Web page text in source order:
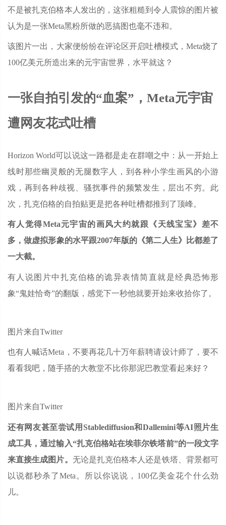
不是被扎克伯格本人发出的，这张粗糙到令人震惊的图片被
认为是一张Meta黑粉所做的恶搞图也毫不违和。
该图片一出，大家便纷纷在评论区开启吐槽模式，Meta烧了
100亿美元所造出来的元宇宙世界，水平就这？
一张自拍引发的“血案”，Meta元宇宙
遭网友花式吐槽
Horizon World可以说这一路都是走在群嘲之中：从一开始上
线时那些幽灵般的无腿数字人，到各种小学生画风的小游
戏，再到各种歧视、骚扰事件的频繁发生，层出不穷。此
次，扎克伯格的自拍贴更是把各种吐槽都推到了顶峰。
有人觉得Meta元宇宙的画风大约就跟《天线宝宝》差不
多，做虚拟形象的水平跟2007年版的《第二人生》比都差了
一大截。
有人说图片中扎克伯格的诡异表情简直就是经典恐怖形
象“鬼娃恰奇”的翻版，感觉下一秒他就要开始来收拾你了。
图片来自Twitter
也有人喊话Meta，不要再花几十万年薪聘请设计师了，要不
看看我吧，随手搭的大教堂不比你那泥巴教堂看起来好？
图片来自Twitter
还有网友甚至尝试用Stablediffusion和Dallemini等AI照片生
成工具，通过输入“扎克伯格站在埃菲尔铁塔前”的一段文字
来直接生成图片。 无论是扎克伯格本人还是铁塔、背景都可
以说都秒杀了Meta。所以你说说，100亿美金花个什么劲
儿。